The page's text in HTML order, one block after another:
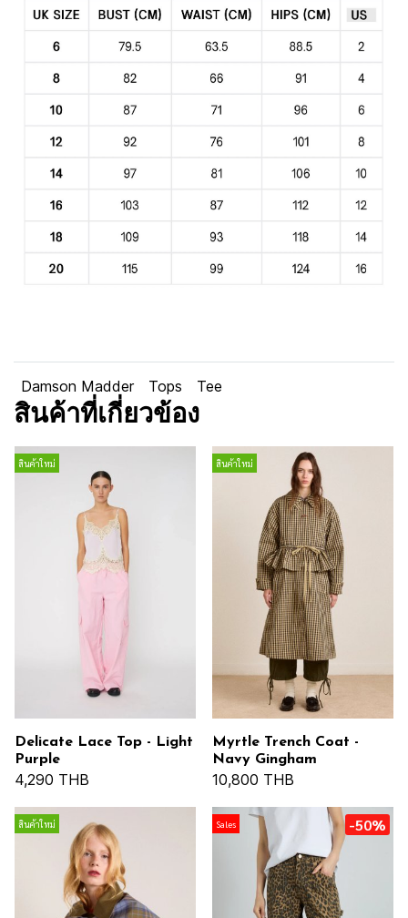
Damson Madder Tops Tee
สินค้าที่เกี่ยวข้อง
สินค้าใหม่
Delicate Lace Top - Light
Purple
4,290 THB
สินค้าใหม่
Myrtle Trench Coat -
Navy Gingham
10,800 THB
สินค้าใหม่ Sales -50%